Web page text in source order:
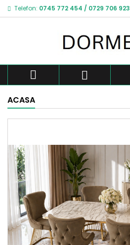
Telefon: 0745 772 454 / 0729 706 923
 
ACASA